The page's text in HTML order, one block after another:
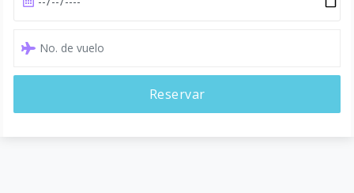
Reservar